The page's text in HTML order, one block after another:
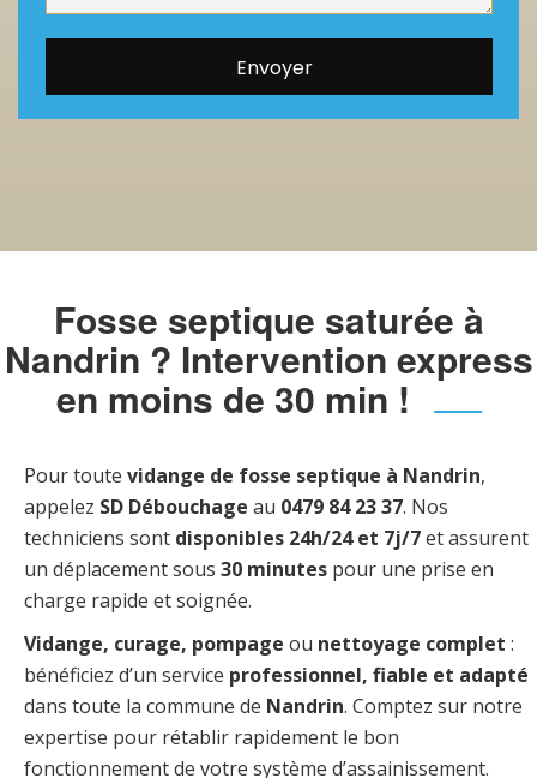
Fosse septique saturée à
Nandrin ? Intervention express
en moins de 30 min !
Pour toute vidange de fosse septique à Nandrin,
appelez SD Débouchage au 0479 84 23 37. Nos
techniciens sont disponibles 24h/24 et 7j/7et assurent
un déplacement sous 30 minutes pour une prise en
charge rapide et soignée.
Vidange, curage, pompage ou nettoyage complet :
bénéficiez d’un service professionnel, fiable et adapté
dans toute la commune de Nandrin. Comptez sur notre
expertise pour rétablir rapidement le bon
fonctionnement de votre système d’assainissement.